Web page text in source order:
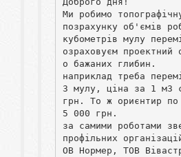
Ми робимо
позрахунку об'ємів
кубометрів мулу
озраховуєм
о бажаних глибин.
наприклад треба
3 мулу, ціна за 1 м3
грн. То ж ориєнтир
5 000 грн.
за самими роботами
профільних
ОВ Нормер, ТОВ